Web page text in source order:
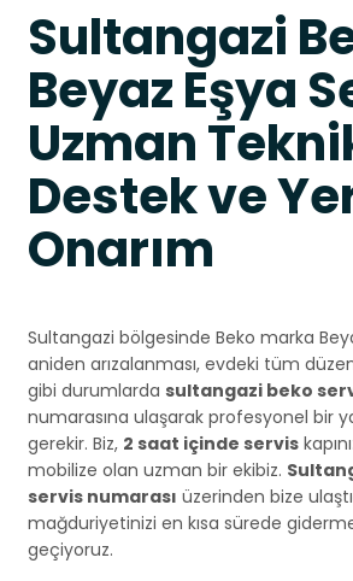
Sultangazi
Beyaz Eşya
Uzman
Destek ve
Onarım
Sultangazi bölgesinde Beko marka
aniden arızalanması, evdeki tüm
gibi durumlarda sultangazi beko
numarasına ulaşarak profesyonel bir
gerekir. Biz, 2 saat içinde servis
mobilize olan uzman bir ekibiz.
servis numarası üzerinden bize
mağduriyetinizi en kısa sürede
geçiyoruz.